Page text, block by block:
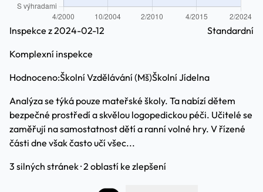
Inspekce z 2024-02-12
Komplexní inspekce
Standardní
Hodnoceno:Školní Vzdělávání (Mš)Školní Jídelna
Analýza se týká pouze mateřské školy. Ta nabízí dětem
bezpečné prostředí a skvělou logopedickou péči. Učitelé se
zaměřují na samostatnost dětí a ranní volné hry. V řízené
části dne však často učí všec...
3 silných stránek · 2 oblastí ke zlepšení